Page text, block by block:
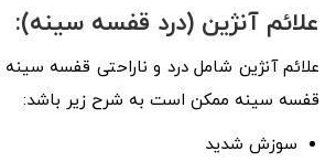
علائم آنژین (درد قفسه سینه):
علائم آنژین شامل درد و ناراحتی قفسه سینه
قفسه سینه ممکن است به شرح زیر باشد:
سوزش شدید